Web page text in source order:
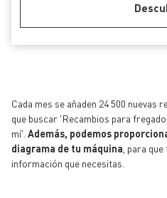
Cada mes se añaden 24 500 nuevas
que buscar 'Recambios para
mí'. Además, podemos
diagrama de tu máquina , para
información que necesitas.